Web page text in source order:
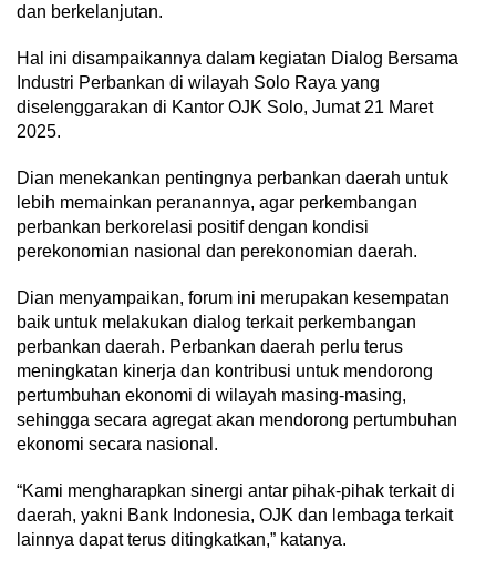
dan berkelanjutan.
Hal ini disampaikannya dalam kegiatan Dialog Bersama
Industri Perbankan di wilayah Solo Raya yang
diselenggarakan di Kantor OJK Solo, Jumat 21 Maret
2025.
Dian menekankan pentingnya perbankan daerah untuk
lebih memainkan peranannya, agar perkembangan
perbankan berkorelasi positif dengan kondisi
perekonomian nasional dan perekonomian daerah.
Dian menyampaikan, forum ini merupakan kesempatan
baik untuk melakukan dialog terkait perkembangan
perbankan daerah. Perbankan daerah perlu terus
meningkatan kinerja dan kontribusi untuk mendorong
pertumbuhan ekonomi di wilayah masing-masing,
sehingga secara agregat akan mendorong pertumbuhan
ekonomi secara nasional.
“Kami mengharapkan sinergi antar pihak-pihak terkait di
daerah, yakni Bank Indonesia, OJK dan lembaga terkait
lainnya dapat terus ditingkatkan,” katanya.